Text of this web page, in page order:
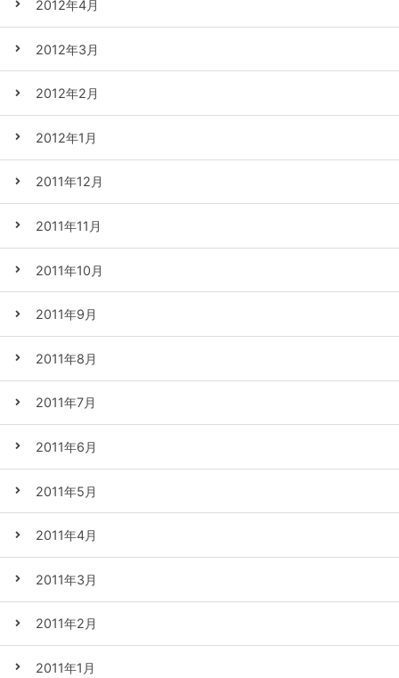
2012年4月
2012年3月
2012年2月
2012年1月
2011年12月
2011年11月
2011年10月
2011年9月
2011年8月
2011年7月
2011年6月
2011年5月
2011年4月
2011年3月
2011年2月
2011年1月